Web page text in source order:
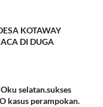
KOTAWAY
DI DUGA
selatan.sukses
kasus perampokan.